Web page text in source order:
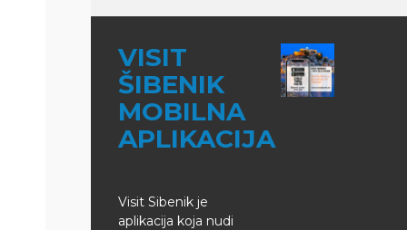
VISIT
ŠIBENIK
MOBILNA
APLIKACIJA
Visit Sibenik je
aplikacija koja nudi